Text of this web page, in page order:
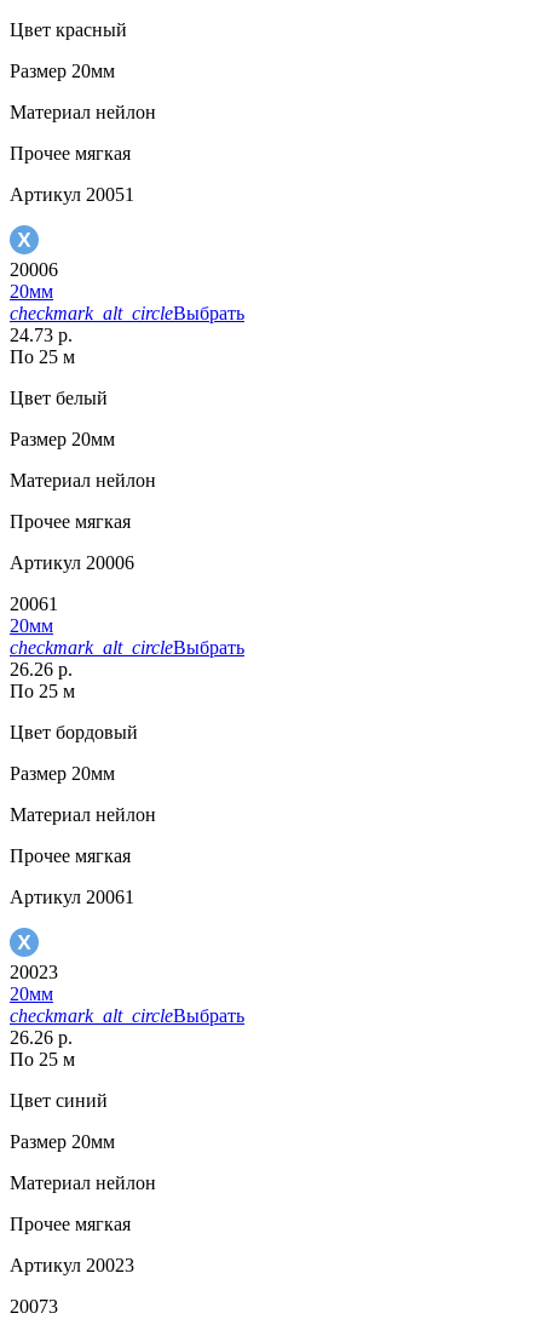
Цвет красный
Размер 20мм
Материал нейлон
Прочее мягкая
Артикул 20051
20006
20мм
checkmark_alt_circleВыбрать
24.73 р.
По 25 м
Цвет белый
Размер 20мм
Материал нейлон
Прочее мягкая
Артикул 20006
20061
20мм
checkmark_alt_circleВыбрать
26.26 р.
По 25 м
Цвет бордовый
Размер 20мм
Материал нейлон
Прочее мягкая
Артикул 20061
20023
20мм
checkmark_alt_circleВыбрать
26.26 р.
По 25 м
Цвет синий
Размер 20мм
Материал нейлон
Прочее мягкая
Артикул 20023
20073